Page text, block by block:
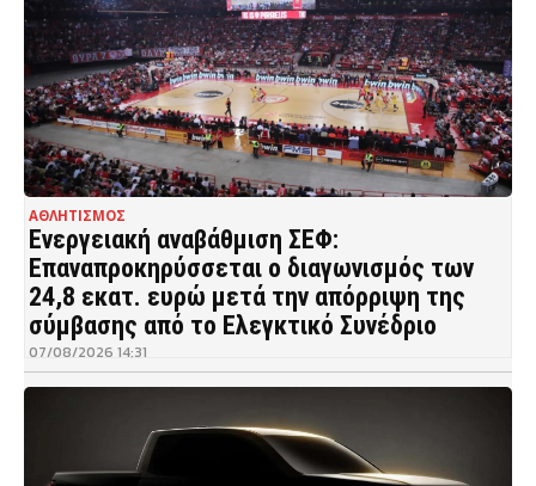
ΑΘΛΗΤΙΣΜΟΣ
Ενεργειακή αναβάθμιση ΣΕΦ:
Επαναπροκηρύσσεται ο διαγωνισμός των
24,8 εκατ. ευρώ μετά την απόρριψη της
σύμβασης από το Ελεγκτικό Συνέδριο
07/08/2026 14:31